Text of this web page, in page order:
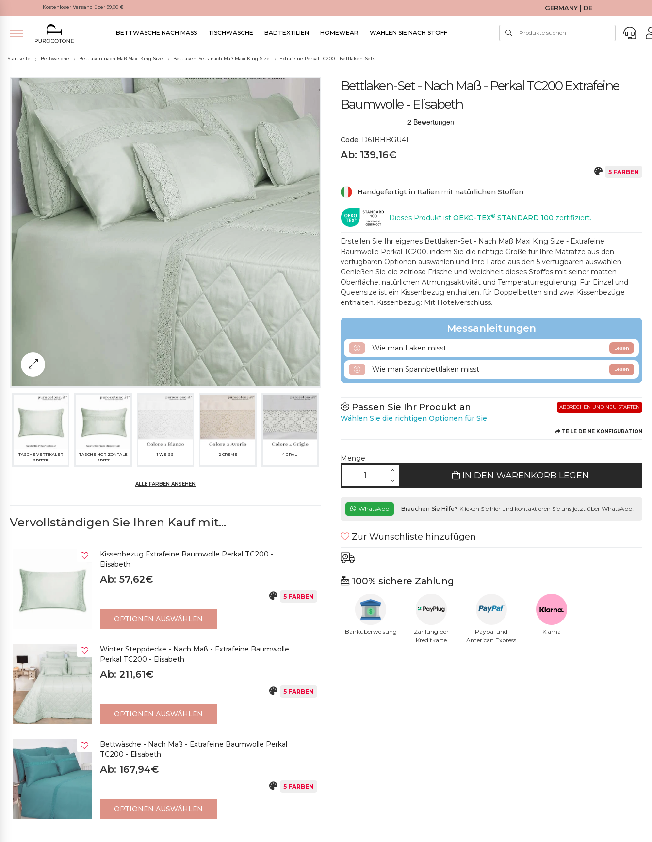
Kostenloser Versand über 99,00 € GERMANY | DE
BETTWÄSCHE NACH MASS TISCHWÄSCHE BADTEXTILIEN HOMEWEAR WÄHLEN SIE NACH STOFF
Startseite Bettwäsche Bettlaken nach Maß Maxi King Size Bettlaken-Sets nach Maß Maxi King Size Extrafeine Perkal TC200 - Bettlaken-Sets
TASCHE VERTIKALER
SPITZE
TASCHE HORIZONTALE
SPITZ
1 WEISS 2 CREME 4 GRAU
ALLE FARBEN ANSEHEN
Vervollständigen Sie Ihren Kauf mit...
Kissenbezug Extrafeine Baumwolle Perkal TC200 -
Elisabeth
Ab: 57,62€
5 FARBEN
OPTIONEN AUSWÄHLEN
Winter Steppdecke - Nach Maß - Extrafeine Baumwolle
Perkal TC200 - Elisabeth
Ab: 211,61€
5 FARBEN
OPTIONEN AUSWÄHLEN
Bettwäsche - Nach Maß - Extrafeine Baumwolle Perkal
TC200 - Elisabeth
Ab: 167,94€
5 FARBEN
OPTIONEN AUSWÄHLEN
Bettlaken-Set - Nach Maß - Perkal TC200 Extrafeine
Baumwolle - Elisabeth
Code: D61BHBGU41
Ab: 139,16€
5 FARBEN
Handgefertigt in Italien mit natürlichen Stoffen
Dieses Produkt ist OEKO-TEX® STANDARD 100 zertifiziert.
Erstellen Sie Ihr eigenes Bettlaken-Set - Nach Maß Maxi King Size - Extrafeine
Baumwolle Perkal TC200, indem Sie die richtige Größe für Ihre Matratze aus den
verfügbaren Optionen auswählen und Ihre Farbe aus den 5 verfügbaren auswählen.
Genießen Sie die zeitlose Frische und Weichheit dieses Stoffes mit seiner matten
Oberfläche, natürlichen Atmungsaktivität und Temperaturregulierung. Für Einzel und
Queensize ist ein Kissenbezug enthalten, für Doppelbetten sind zwei Kissenbezüge
enthalten. Kissenbezug: Mit Hotelverschluss.
Messanleitungen
Wie man Laken misst Lesen
Wie man Spannbettlaken misst Lesen
Passen Sie Ihr Produkt an
Wählen Sie die richtigen Optionen für Sie
ABBRECHEN UND NEU STARTEN
TEILE DEINE KONFIGURATION
Menge:
IN DEN WARENKORB LEGEN
WhatsApp Brauchen Sie Hilfe? Klicken Sie hier und kontaktieren Sie uns jetzt über WhatsApp!
Zur Wunschliste hinzufügen
100% sichere Zahlung
Banküberweisung
Zahlung per
Kreditkarte
Paypal und
American Express
Klarna